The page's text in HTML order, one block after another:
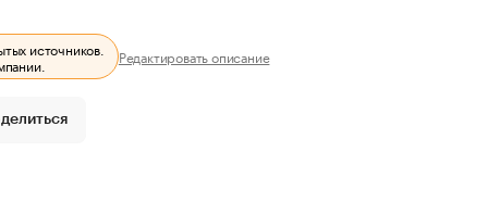
источников.
Редактировать описание